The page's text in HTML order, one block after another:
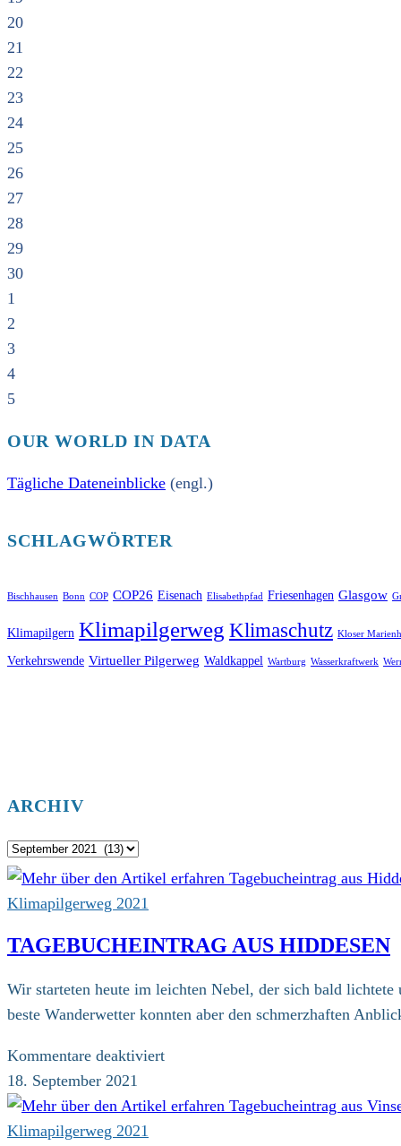
20
21
22
23
24
25
26
27
28
29
30
1
2
3
4
5
OUR WORLD IN DATA
Tägliche Dateneinblicke (engl.)
SCHLAGWÖRTER
Bischhausen Bonn COP COP26 Eisenach Elisabethpfad Friesenhagen Glasgow
Klimapilgern Klimapilgerweg Klimaschutz Kloser
Verkehrswende Virtueller Pilgerweg Waldkappel Wartburg Wasserkraftwerk
ARCHIV
Archiv
Klimapilgerweg 2021
TAGEBUCHEINTRAG AUS HIDDESEN
Wir starteten heute im leichten Nebel, der sich bald
beste Wanderwetter konnten aber den schmerzhaften
Kommentare deaktiviertfür
aus
18. September 2021
Klimapilgerweg 2021